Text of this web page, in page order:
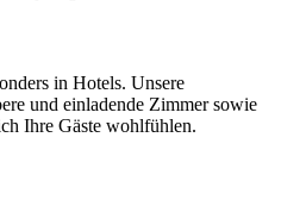
in Hotels. Unsere
und einladende Zimmer sowie
Ihre Gäste wohlfühlen.